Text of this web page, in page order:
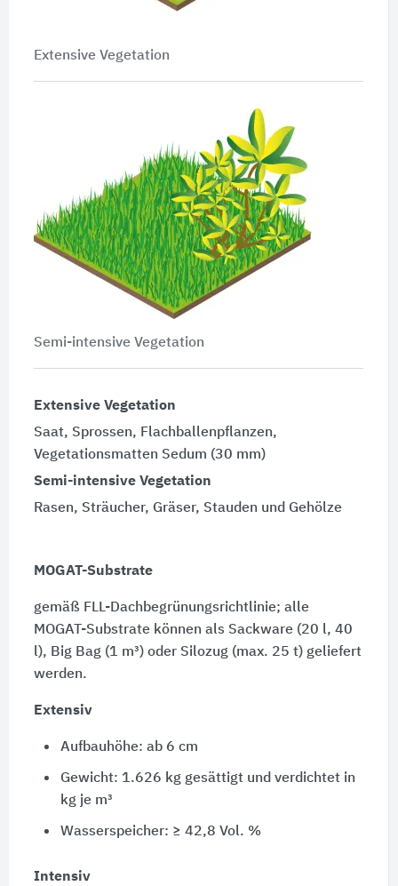
Extensive Vegetation
Semi-intensive Vegetation
Extensive Vegetation
Saat, Sprossen, Flachballenpflanzen,
Vegetationsmatten Sedum (30 mm)
Semi-intensive Vegetation
Rasen, Sträucher, Gräser, Stauden und Gehölze
MOGAT-Substrate
gemäß FLL-Dachbegrünungsrichtlinie; alle
MOGAT-Substrate können als Sackware (20 l, 40
l), Big Bag (1 m³) oder Silozug (max. 25 t) geliefert
werden.
Extensiv
Aufbauhöhe: ab 6 cm
Gewicht: 1.626 kg gesättigt und verdichtet in
kg je m³
Wasserspeicher: ≥ 42,8 Vol. %
Intensiv